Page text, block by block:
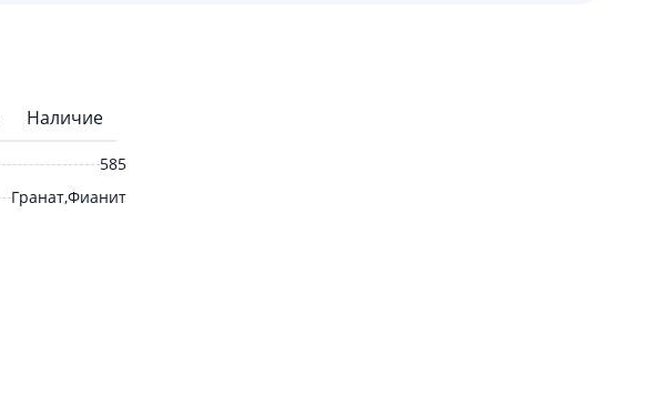
Наличие
585
Гранат,Фианит